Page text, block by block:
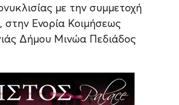
με την συμμετοχή
Ενορία Κοιμήσεως
Δήμου Μινώα Πεδιάδος